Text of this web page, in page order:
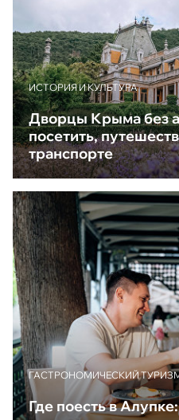
ИСТОРИЯ И КУЛЬТУРА
Дворцы Крыма без
посетить,
транспорте
ГАСТРОНОМИЧЕСКИЙ
Где поесть в